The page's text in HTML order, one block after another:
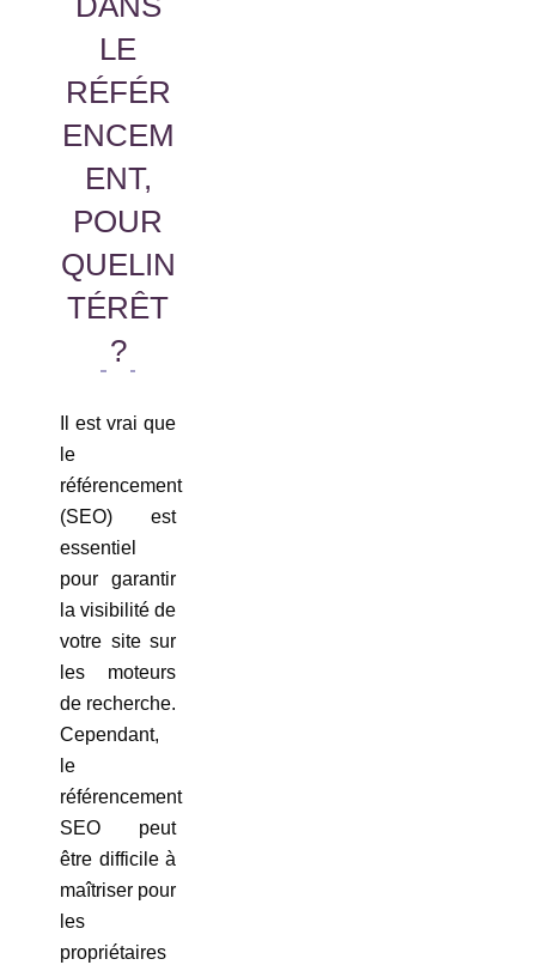
LE
RÉFÉR
ENCEM
ENT,
POUR
QUELIN
TÉRÊT
?
Il est vrai que
le
référencement
(SEO) est
essentiel
pour garantir
la visibilité de
votre site sur
les moteurs
de recherche.
Cependant,
le
référencement
SEO peut
être difficile à
maîtriser pour
les
propriétaires